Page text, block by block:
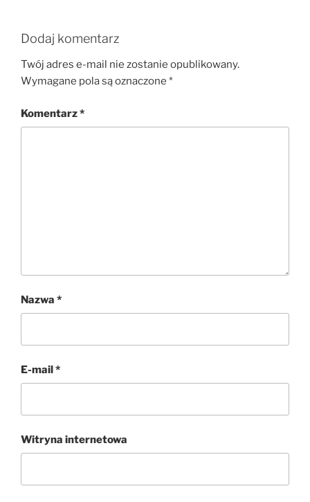
Dodaj komentarz
Twój adres e-mail nie zostanie opublikowany.
Wymagane pola są oznaczone *
Komentarz*
Nazwa *
E-mail*
Witryna internetowa